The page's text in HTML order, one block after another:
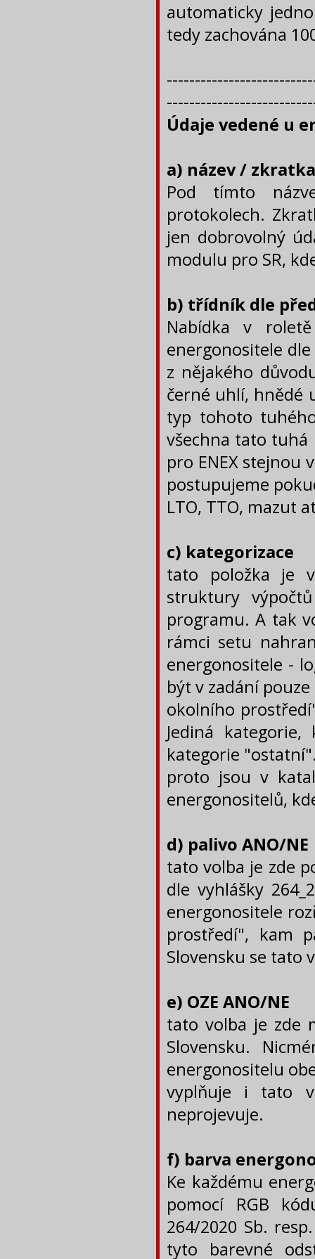
automaticky
tedy zachována
Údaje vedené u
a) název / zkratka
Pod tímto
protokolech.
jen dobrovolný
modulu pro SR,
b) třídník dle
Nabídka v
energonositele
z nějakého
černé uhlí, hnědé
typ tohoto
všechna tato tuhá
pro ENEX stejnou
postupujeme
LTO, TTO, mazut
c) kategorizace
tato položka je
struktury
programu. A tak
rámci setu
energonositele -
být v zadání
okolního
Jediná
kategorie
proto jsou v
energonositelů,
d) palivo ANO/NE
tato volba je zde
dle vyhlášky
energonositele
prostředí", kam
Slovensku se tato
e) OZE ANO/NE
tato volba je zde
Slovensku.
energonositelu
vyplňuje i tato
neprojevuje.
f) barva
Ke každému
pomocí RGB
264/2020 Sb.
tyto barevné